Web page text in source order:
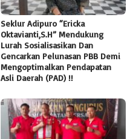
Seklur Adipuro “Ericka
Oktavianti,S.H” Mendukung
Lurah Sosialisasikan Dan
Gencarkan Pelunasan PBB Demi
Mengoptimalkan Pendapatan
Asli Daerah (PAD) !!